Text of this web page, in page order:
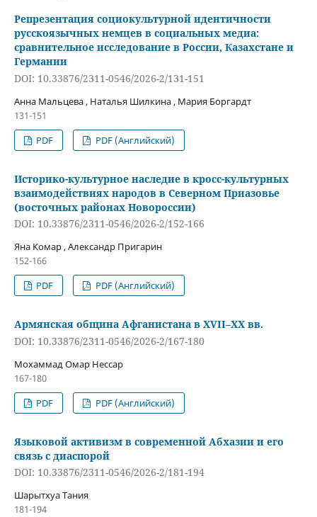
Репрезентация социокультурной идентичности
русскоязычных немцев в социальных медиа:
сравнительное исследование в России, Казахстане и
Германии
DOI: 10.33876/2311-0546/2026-2/131-151
Анна Мальцева , Наталья Шилкина , Мария Боргардт
131-151
PDF
PDF (Английский)
Историко-культурное наследие в кросс-культурных
взаимодействиях народов в Северном Приазовье
(восточных районах Новороссии)
DOI: 10.33876/2311-0546/2026-2/152-166
Яна Комар , Александр Пригарин
152-166
PDF
PDF (Английский)
Армянская община Афганистана в XVII–XX вв.
DOI: 10.33876/2311-0546/2026-2/167-180
Мохаммад Омар Нессар
167-180
PDF
PDF (Английский)
Языковой активизм в современной Абхазии и его
связь с диаспорой
DOI: 10.33876/2311-0546/2026-2/181-194
Шарытхуа Тания
181-194